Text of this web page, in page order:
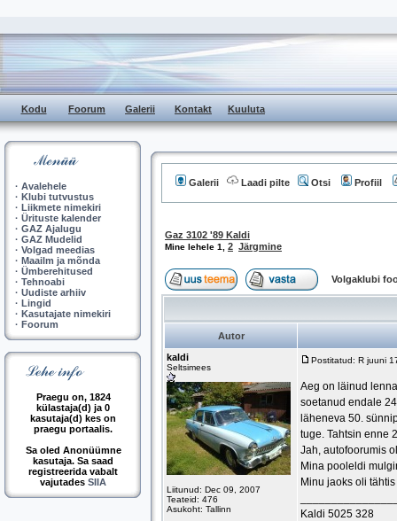
Kodu Foorum Galerii Kontakt Kuuluta
· Avalehele
· Klubi tutvustus
· Liikmete nimekiri
· Ürituste kalender
· GAZ Ajalugu
· GAZ Mudelid
· Volgad meedias
· Maailm ja mõnda
· Ümberehitused
· Tehnoabi
· Uudiste arhiiv
· Lingid
· Kasutajate nimekiri
· Foorum
Praegu on, 1824
külastaja(d) ja 0
kasutaja(d) kes on
praegu portaalis.
Sa oled Anonüümne
kasutaja. Sa saad
registreerida vabalt
vajutades SIIA
Galerii Laadi pilte Otsi Profiil
Gaz 3102 '89 Kaldi
Mine lehele 1 2 Järgmine
Volgaklubi
Autor
kaldi
Seltsimees
Liitunud: Dec 09, 2007
Teateid: 476
Asukoht: Tallinn
Postitatud: R juuni
Aeg on läinud
soetanud endale
läheneva 50.
tuge. Tahtsin enne
Jah, autofoorumis
Mina pooleldi
Minu jaoks oli
Kaldi 5025 328